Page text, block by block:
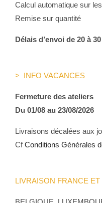
Calcul automatique sur
Remise sur quantité
Délais d’envoi de 20 à
> INFO VACANCES
Fermeture des ateliers
Du 01/08 au 23/08/2026
Livraisons décalées aux
CfConditions Générales
LIVRAISON FRANCE